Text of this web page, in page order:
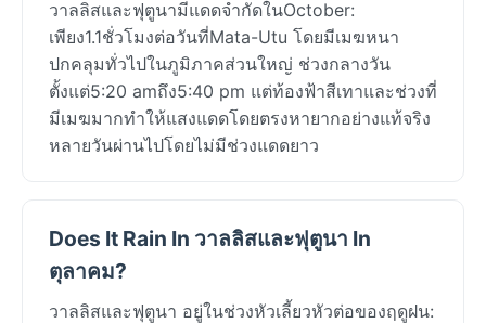
วาลลิสและฟุตูนามีแดดจำกัดในOctober:
เพียง1.1ชั่วโมงต่อวันที่Mata-Utu โดยมีเมฆหนา
ปกคลุมทั่วไปในภูมิภาคส่วนใหญ่ ช่วงกลางวัน
ตั้งแต่5:20 amถึง5:40 pm แต่ท้องฟ้าสีเทาและช่วงที่
มีเมฆมากทำให้แสงแดดโดยตรงหายากอย่างแท้จริง
หลายวันผ่านไปโดยไม่มีช่วงแดดยาว
Does It Rain In วาลลิสและฟุตูนา In
ตุลาคม?
วาลลิสและฟุตูนา อยู่ในช่วงหัวเลี้ยวหัวต่อของฤดูฝน: